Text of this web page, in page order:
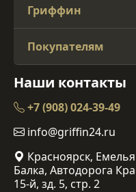
Гриффин
Покупателям
Наши контакты
+7 (908) 024-39-49
info@griffin24.ru
Красноярск,
Балка, Автодорога
15-й, зд. 5, стр. 2